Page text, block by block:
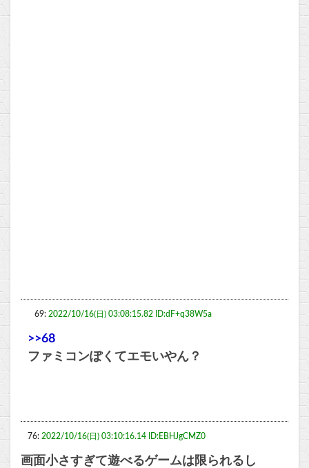
69: 2022/10/16(日) 03:08:15.82 ID:dF+q38W5a
>>68
ファミコンぽくてエモいやん？
76: 2022/10/16(日) 03:10:16.14 ID:EBHJgCMZ0
画面小さすぎて遊べるゲームは限られるし